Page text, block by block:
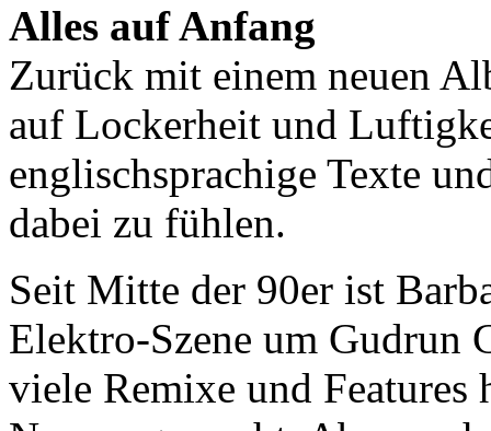
Alles auf Anfang
Zurück mit einem neuen
auf Lockerheit und
englischsprachige Texte
dabei zu fühlen.
Seit Mitte der 90er ist
Elektro-Szene um Gudrun
viele Remixe und Features